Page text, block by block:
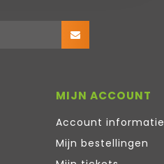
MIJN ACCOUNT
Account informatie
Mijn bestellingen